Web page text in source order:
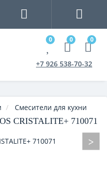
0 0 0
+7 926 538-70-32
Смесители для кухни
CRISTALITE+ 710071